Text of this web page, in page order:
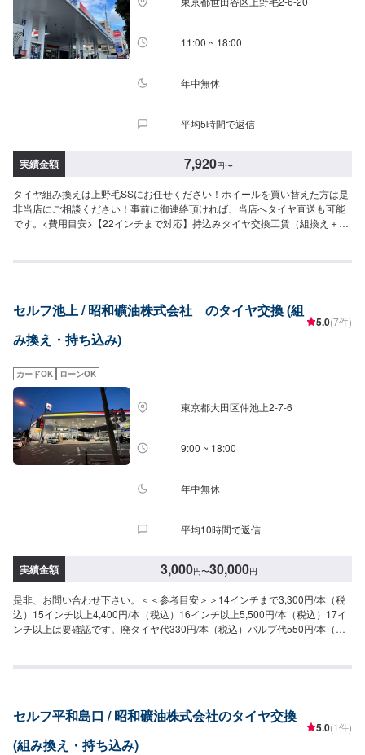
11:00 ~ 18:00
年中無休
平均5時間で返信
実績金額 7,920円〜
タイヤ組み換えは上野毛SSにお任せください！ホイールを買い替えた方は是
非当店にご相談ください！事前に御連絡頂ければ、当店へタイヤ直送も可能
です。<費用目安>【22インチまで対応】持込みタイヤ交換工賃（組換え＋バ
っております。軽バン・軽トラック24,980円（4本コミコミ価格）ハイエー
セルフ池上 / 昭和礦油株式会社 のタイヤ交換 (組
み換え・持ち込み)
5.0(7件)
カードOK ローンOK
東京都大田区仲池上2-7-6
9:00 ~ 18:00
年中無休
平均10時間で返信
実績金額 3,000円〜30,000円
是非、お問い合わせ下さい。＜＜参考目安＞＞14インチまで3,300円/本（税
込）15インチ以上4,400円/本（税込）16インチ以上5,500円/本（税込）17イ
ンチ以上は要確認です。廃タイヤ代330円/本（税込）バルブ代550円/本（税
セルフ平和島口 / 昭和礦油株式会社のタイヤ交換
(組み換え・持ち込み)
5.0(1件)